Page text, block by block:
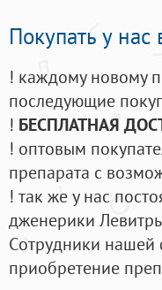
Покупать у нас
! каждому новому
последующие
! БЕСПЛАТНАЯ
! оптовым
препарата с
! так же у нас
дженерики
Cотрудники нашей
приобретение